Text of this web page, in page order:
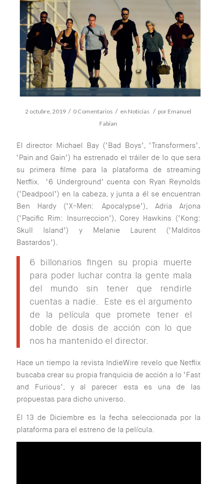
2 octubre, 2019 / 0 Comentarios / en Noticias / por Emanuel
Fabian
El director Michael Bay (‘Bad Boys’, ‘Transformers’,
‘Pain and Gain’) ha estrenado el tráiler de lo que sera
su primera filme para la plataforma de streaming
Netflix. ‘6 Underground’ cuenta con Ryan Reynolds
(‘Deadpool’) en la cabeza, y junta a él se encuentran
Ben Hardy (‘X-Men: Apocalypse’), Adria Arjona
(‘Pacific Rim: Insurreccion’), Corey Hawkins (‘Kong:
Skull Island’) y Melanie Laurent (‘Malditos
Bastardos’).
6 billonarios fingen su propia muerte
para poder luchar contra la gente mala
del mundo sin tener que rendirle
cuentas a nadie. Este es el argumento
de la película que promete tener el
doble de dosis de acción con lo que
nos ha mantenido el director.
Hace un tiempo la revista IndieWire revelo que Netflix
buscaba crear su propia franquicia de acción a lo ‘Fast
and Furious’, y al parecer esta es una de las
propuestas para dicho universo.
El 13 de Diciembre es la fecha seleccionada por la
plataforma para el estreno de la película.